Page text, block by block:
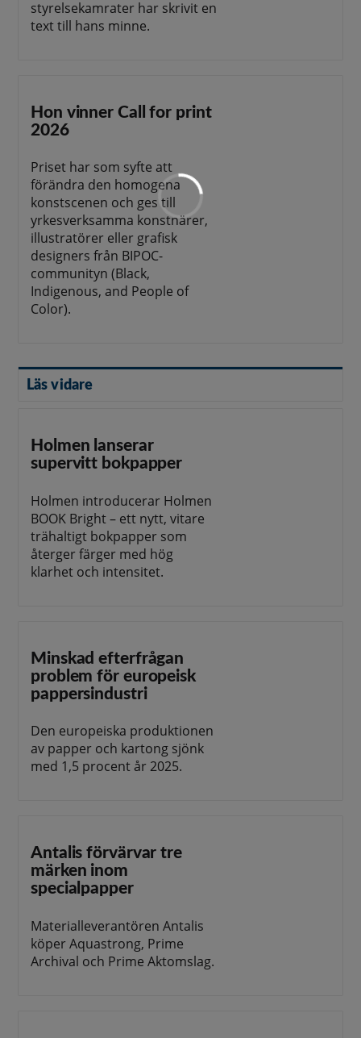
styrelsekamrater har skrivit en
text till hans minne.
Hon vinner Call for print
2026
Priset har som syfte att
förändra den homogena
konstscenen och ges till
yrkesverksamma konstnärer,
illustratörer eller grafisk
designers från BIPOC-
communityn (Black,
Indigenous, and People of
Color).
Läs vidare
Holmen lanserar
supervitt bokpapper
Holmen introducerar Holmen
BOOK Bright – ett nytt, vitare
trähaltigt bokpapper som
återger färger med hög
klarhet och intensitet.
Minskad efterfrågan
problem för europeisk
pappersindustri
Den europeiska produktionen
av papper och kartong sjönk
med 1,5 procent år 2025.
Antalis förvärvar tre
märken inom
specialpapper
Materialleverantören Antalis
köper Aquastrong, Prime
Archival och Prime Aktomslag.